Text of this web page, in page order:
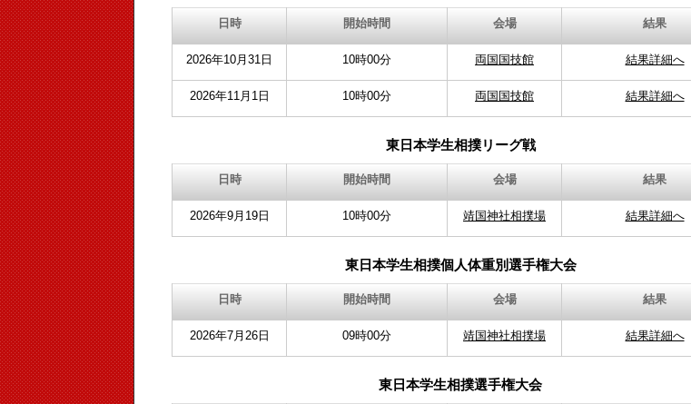
日時 開始時間 会場 結果
2026年10月31日 10時00分 両国国技館 結果詳細へ
2026年11月1日 10時00分 両国国技館 結果詳細へ
東日本学生相撲リーグ戦
日時 開始時間 会場 結果
2026年9月19日 10時00分 靖国神社相撲場 結果詳細へ
東日本学生相撲個人体重別選手権大会
日時 開始時間 会場 結果
2026年7月26日 09時00分 靖国神社相撲場 結果詳細へ
東日本学生相撲選手権大会